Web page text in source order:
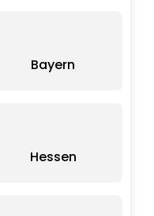
Bayern
Hessen